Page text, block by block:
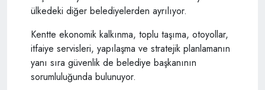
ülkedeki diğer belediyelerden ayrılıyor.
Kentte ekonomik kalkınma, toplu taşıma, otoyollar,
itfaiye servisleri, yapılaşma ve stratejik planlamanın
yanı sıra güvenlik de belediye başkanının
sorumluluğunda bulunuyor.